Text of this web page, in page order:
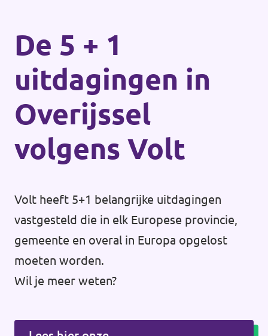
De 5 + 1
uitdagingen in
Overijssel
volgens Volt
Volt heeft 5+1 belangrijke uitdagingen
vastgesteld die in elk Europese provincie,
gemeente en overal in Europa opgelost
moeten worden.
Wil je meer weten?